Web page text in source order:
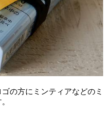
の方にミンティアなどのミ